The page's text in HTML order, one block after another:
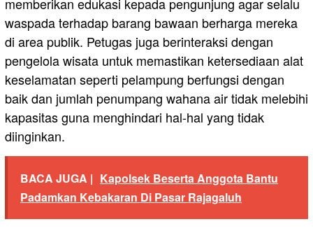
memberikan edukasi kepada pengunjung agar selalu
waspada terhadap barang bawaan berharga mereka
di area publik. Petugas juga berinteraksi dengan
pengelola wisata untuk memastikan ketersediaan alat
keselamatan seperti pelampung berfungsi dengan
baik dan jumlah penumpang wahana air tidak melebihi
kapasitas guna menghindari hal-hal yang tidak
diinginkan.
BACA JUGA | Kapolsek Beserta Anggota Bantu
Padamkan Kebakaran Di Pasar Rajagaluh